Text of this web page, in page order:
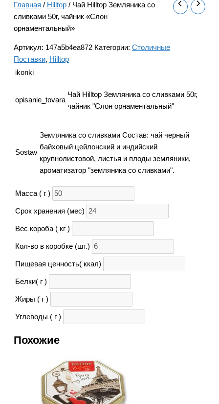
Главная / Hilltop / Чай Hilltop Земляника со
сливками 50г, чайник «Слон
орнаментальный»
Артикул: 147a5b4ea872 Категории: Столичные
Поставки, Hilltop
ikonki
opisanie_tovara
Чай Hilltop Земляника со сливками 50г,
чайник "Слон орнаментальный"
Sostav
Земляника со сливками Состав: чай черный
байховый цейлонский и индийский
крупнолистовой, листья и плоды земляники,
ароматизатор "земляника со сливками".
Масса ( г )
Срок хранения (мес)
Вес короба ( кг )
Кол-во в коробке (шт.)
Пищевая ценность( ккал)
Белки( г )
Жиры ( г )
Углеводы ( г )
Похожие